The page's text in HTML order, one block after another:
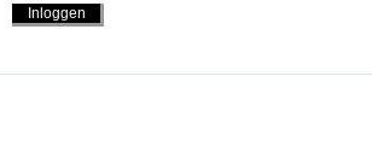
Handelingen